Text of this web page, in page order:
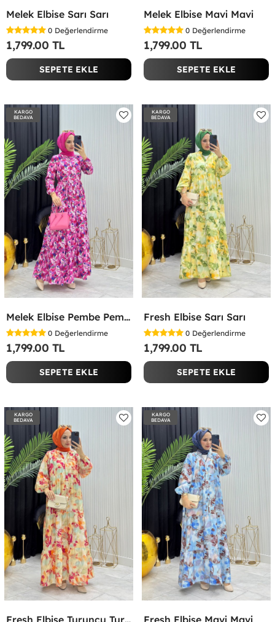
Melek Elbise Sarı Sarı
0 Değerlendirme
1,799.00 TL
SEPETE EKLE
Melek Elbise Mavi Mavi
0 Değerlendirme
1,799.00 TL
SEPETE EKLE
KARGO
BEDAVA
Melek Elbise Pembe Pembe
0 Değerlendirme
1,799.00 TL
SEPETE EKLE
KARGO
BEDAVA
Fresh Elbise Sarı Sarı
0 Değerlendirme
1,799.00 TL
SEPETE EKLE
KARGO
BEDAVA
Fresh Elbise Turuncu Turuncu
KARGO
BEDAVA
Fresh Elbise Mavi Mavi